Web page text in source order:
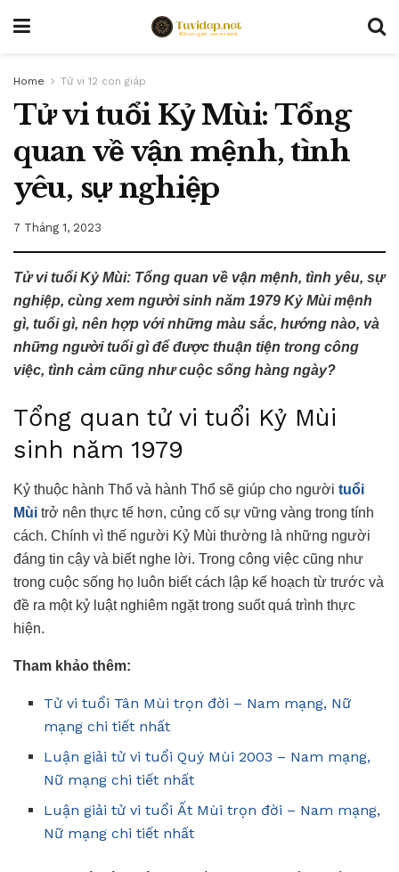
Home Tử vi 12 con giáp
Tử vi tuổi Kỷ Mùi: Tổng
quan về vận mệnh, tình
yêu, sự nghiệp
7 Tháng 1, 2023
Tử vi tuổi Kỷ Mùi: Tổng quan về vận mệnh, tình yêu, sự
nghiệp, cùng xem người sinh năm 1979 Kỷ Mùi mệnh
gì, tuổi gì, nên hợp với những màu sắc, hướng nào, và
những người tuổi gì để được thuận tiện trong công
việc, tình cảm cũng như cuộc sống hàng ngày?
Tổng quan tử vi tuổi Kỷ Mùi
sinh năm 1979
Kỷ thuộc hành Thổ và hành Thổ sẽ giúp cho người tuổi
Mùi trở nên thực tế hơn, củng cố sự vững vàng trong tính
cách. Chính vì thế người Kỷ Mùi thường là những người
đáng tin cậy và biết nghe lời. Trong công việc cũng như
trong cuộc sống họ luôn biết cách lập kế hoạch từ trước và
đề ra một kỷ luật nghiêm ngặt trong suốt quá trình thực
hiện.
Tham khảo thêm:
Tử vi tuổi Tân Mùi trọn đời – Nam mạng, Nữ
mạng chi tiết nhất
Luận giải tử vi tuổi Quý Mùi 2003 – Nam mạng,
Nữ mạng chi tiết nhất
Luận giải tử vi tuổi Ất Mùi trọn đời – Nam mạng,
Nữ mạng chi tiết nhất